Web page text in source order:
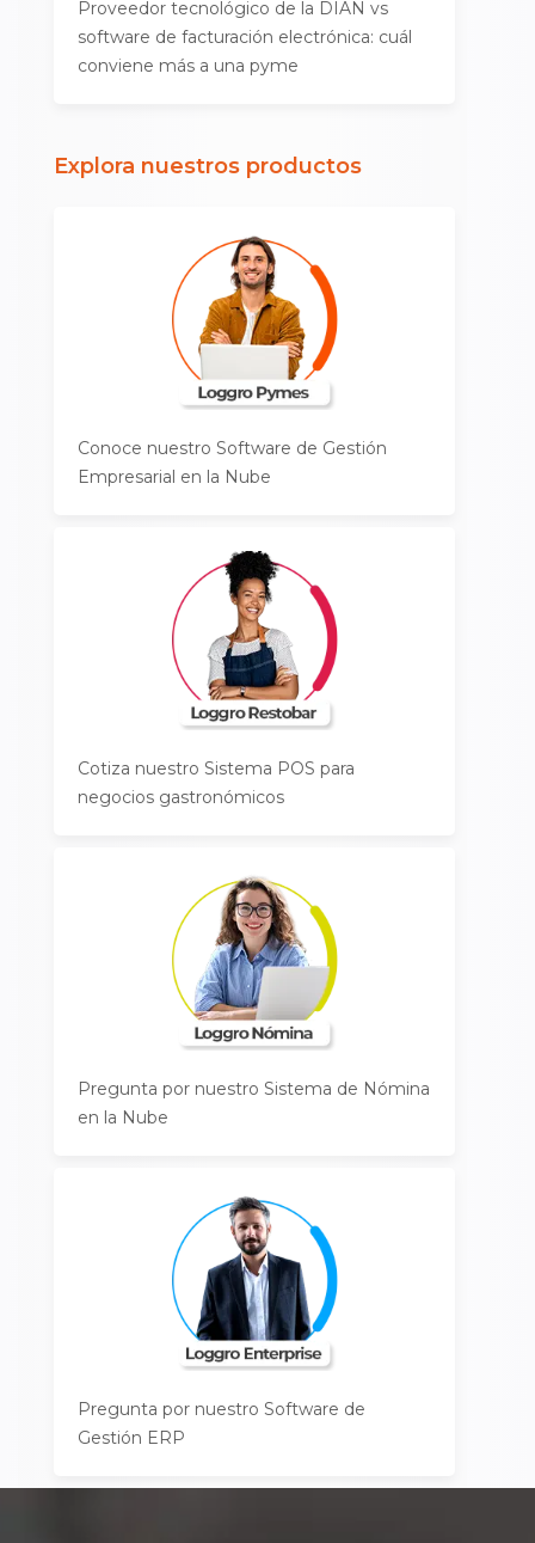
Proveedor tecnológico de la DIAN vs
software de facturación electrónica: cuál
conviene más a una pyme
Explora nuestros productos
Conoce nuestro Software de Gestión
Empresarial en la Nube
Cotiza nuestro Sistema POS para
negocios gastronómicos
Pregunta por nuestro Sistema de Nómina
en la Nube
Pregunta por nuestro Software de
Gestión ERP